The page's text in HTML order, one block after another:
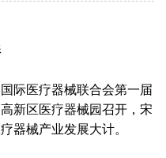
际医疗器械联合会第一届
新区医疗器械园召开，宋
器械产业发展大计。